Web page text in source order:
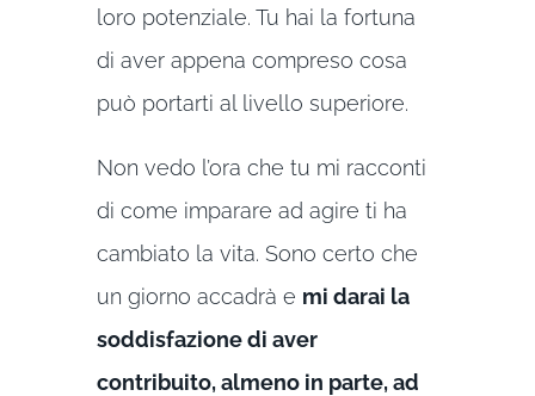
loro potenziale. Tu hai la fortuna
di aver appena compreso cosa
può portarti al livello superiore.
Non vedo l’ora che tu mi racconti
di come imparare ad agire ti ha
cambiato la vita. Sono certo che
un giorno accadrà e mi darai la
soddisfazione di aver
contribuito, almeno in parte, ad